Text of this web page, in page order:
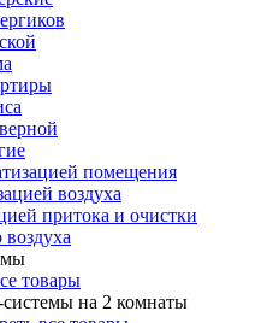
помещения
воздуха
притока и очистки
воздуха
товары
на 2 комнаты